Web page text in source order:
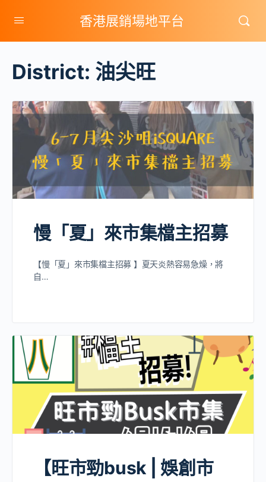
香港展銷場地平台
District: 油尖旺
慢「夏」來市集檔主招募
【慢「夏」來市集檔主招募 】夏天炎熱容易急燥，將
自…
【旺市勁busk | 娛創市